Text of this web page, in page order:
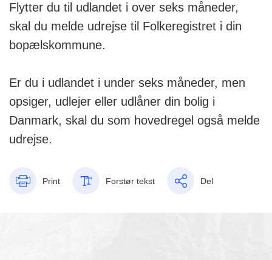
Flytter du til udlandet i over seks måneder,
skal du melde udrejse til Folkeregistret i din
bopælskommune.
Er du i udlandet i under seks måneder, men
opsiger, udlejer eller udlåner din bolig i
Danmark, skal du som hovedregel også melde
udrejse.
Print Forstør tekst Del